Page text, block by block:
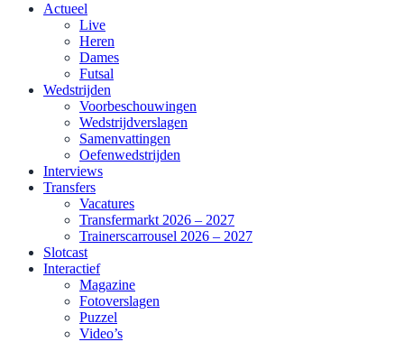
Actueel
Live
Heren
Dames
Futsal
Wedstrijden
Voorbeschouwingen
Wedstrijdverslagen
Samenvattingen
Oefenwedstrijden
Interviews
Transfers
Vacatures
Transfermarkt 2026 – 2027
Trainerscarrousel 2026 – 2027
Slotcast
Interactief
Magazine
Fotoverslagen
Puzzel
Video’s